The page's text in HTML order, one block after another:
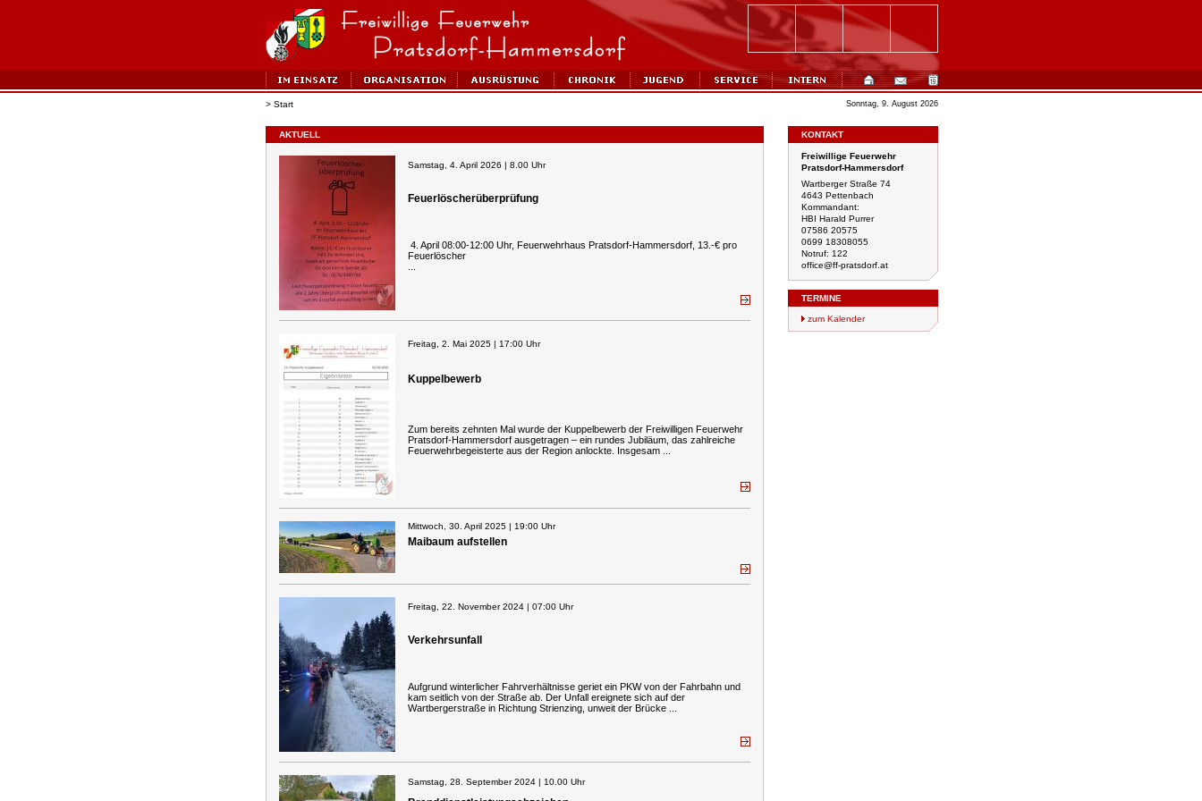
> Start
AKTUELL
Samstag, 4. April 2026 | 8.00 Uhr
Feuerlöscherüberprüfung
4. April 08:00-12:00 Uhr, Feuerwehrhaus Pratsdorf-Hammersdorf, 13.-€ pro
Feuerlöscher
Freitag, 2. Mai 2025 | 17:00 Uhr
Kuppelbewerb
Zum bereits zehnten Mal wurde der Kuppelbewerb der Freiwilligen Feuerwehr
Pratsdorf-Hammersdorf ausgetragen – ein rundes Jubiläum, das zahlreiche
Feuerwehrbegeisterte aus der Region anlockte. Insgesam ...
Mittwoch, 30. April 2025 | 19:00 Uhr
Maibaum aufstellen
Freitag, 22. November 2024 | 07:00 Uhr
Verkehrsunfall
Aufgrund winterlicher Fahrverhältnisse geriet ein PKW von der Fahrbahn und
kam seitlich von der Straße ab. Der Unfall ereignete sich auf der
Wartbergerstraße in Richtung Strienzing, unweit der Brücke ...
Samstag, 28. September 2024 | 10.00 Uhr
Sonntag, 9. August 2026
KONTAKT
Freiwillige Feuerwehr
Pratsdorf-Hammersdorf
Wartberger Straße 74
4643 Pettenbach
Kommandant:
HBI Harald Purrer
07586 20575
0699 18308055
Notruf: 122
office@ff-pratsdorf.at
TERMINE
zum Kalender